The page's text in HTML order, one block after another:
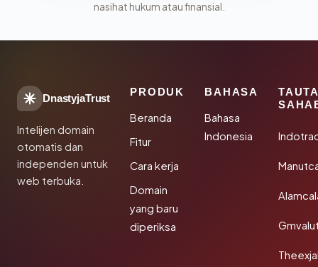
nasihat hukum atau finansial.
DnastyjaTrust
Intelijen domain
otomatis dan
independen untuk
web terbuka.
PRODUK
Beranda
Fitur
Cara kerja
Domain
yang baru
diperiksa
BAHASA
Bahasa
Indonesia